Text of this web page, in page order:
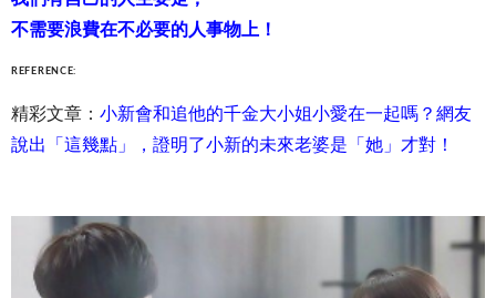
不需要浪費在不必要的人事物上！
REFERENCE:
精彩文章： 小新會和追他的千金大小姐小愛在一起嗎？網友
說出「這幾點」，證明了小新的未來老婆是「她」才對！